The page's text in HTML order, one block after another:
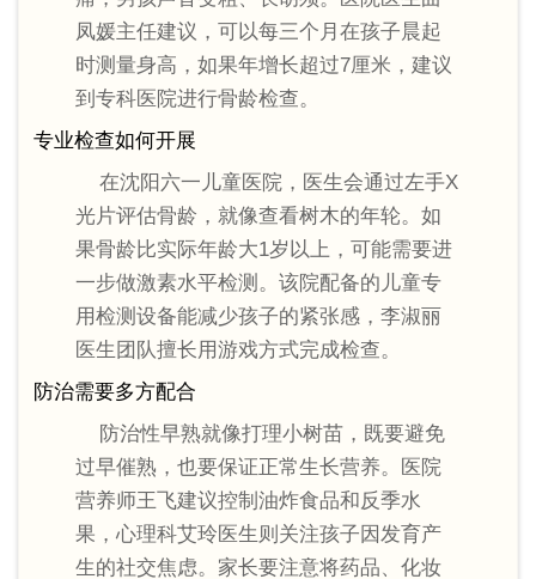
凤媛主任建议，可以每三个月在孩子晨起
时测量身高，如果年增长超过7厘米，建议
到专科医院进行骨龄检查。
专业检查如何开展
在沈阳六一儿童医院，医生会通过左手X
光片评估骨龄，就像查看树木的年轮。如
果骨龄比实际年龄大1岁以上，可能需要进
一步做激素水平检测。该院配备的儿童专
用检测设备能减少孩子的紧张感，李淑丽
医生团队擅长用游戏方式完成检查。
防治需要多方配合
防治性早熟就像打理小树苗，既要避免
过早催熟，也要保证正常生长营养。医院
营养师王飞建议控制油炸食品和反季水
果，心理科艾玲医生则关注孩子因发育产
生的社交焦虑。家长要注意将药品、化妆